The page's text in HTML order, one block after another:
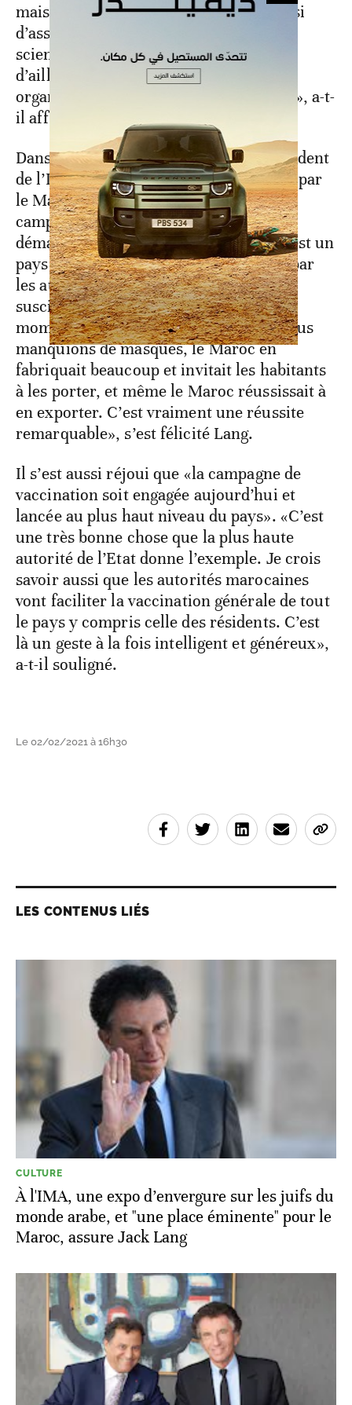
mais d’introduire un peu de clarté, aussi
d’assurance du respect des exigences
scientifiques qui, aujourd’hui, sont
d’ailleurs reconnues à travers les
organismes internationaux des musées», a-t-
il affirmé.
Dans cet entretien avec la MAP, le président
de l’IMA est revenu aussi sur la gestion par
le Maroc de la crise du Covid-19 et la
campagne de vaccination qui vient de
démarrer. «Une fois de plus, le Maroc est un
pays exemplaire. Les initiatives prises par
les autorités marocaines depuis un an
suscitent l’admiration et le respect. Au
moment où en France, par exemple, nous
manquions de masques, le Maroc en
fabriquait beaucoup et invitait les habitants
à les porter, et même le Maroc réussissait à
en exporter. C’est vraiment une réussite
remarquable», s’est félicité Lang.
Il s’est aussi réjoui que «la campagne de
vaccination soit engagée aujourd’hui et
lancée au plus haut niveau du pays». «C’est
une très bonne chose que la plus haute
autorité de l’Etat donne l’exemple. Je crois
savoir aussi que les autorités marocaines
vont faciliter la vaccination générale de tout
le pays y compris celle des résidents. C’est
là un geste à la fois intelligent et généreux»,
a-t-il souligné.
Le 02/02/2021 à 16h30
LES CONTENUS LIÉS
CULTURE
À l'IMA, une expo d’envergure sur les juifs du
monde arabe, et "une place éminente" pour le
Maroc, assure Jack Lang